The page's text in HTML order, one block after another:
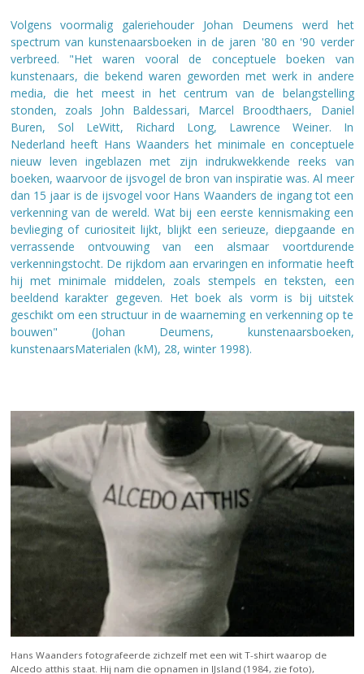
Volgens voormalig galeriehouder Johan Deumens werd het
spectrum van kunstenaarsboeken in de jaren '80 en '90 verder
verbreed. "Het waren vooral de conceptuele boeken van
kunstenaars, die bekend waren geworden met werk in andere
media, die het meest in het centrum van de belangstelling
stonden, zoals John Baldessari, Marcel Broodthaers, Daniel
Buren, Sol LeWitt, Richard Long, Lawrence Weiner. In
Nederland heeft Hans Waanders het minimale en conceptuele
nieuw leven ingeblazen met zijn indrukwekkende reeks van
boeken, waarvoor de ijsvogel de bron van inspiratie was. Al meer
dan 15 jaar is de ijsvogel voor Hans Waanders de ingang tot een
verkenning van de wereld. Wat bij een eerste kennismaking een
bevlieging of curiositeit lijkt, blijkt een serieuze, diepgaande en
verrassende ontvouwing van een alsmaar voortdurende
verkenningstocht. De rijkdom aan ervaringen en informatie heeft
hij met minimale middelen, zoals stempels en teksten, een
beeldend karakter gegeven. Het boek als vorm is bij uitstek
geschikt om een structuur in de waarneming en verkenning op te
bouwen" (Johan Deumens, kunstenaarsboeken,
kunstenaarsMaterialen (kM), 28, winter 1998).
Hans Waanders fotografeerde zichzelf met een wit T-shirt waarop de
Alcedo atthis staat. Hij nam die opnamen in IJsland (1984, zie foto),